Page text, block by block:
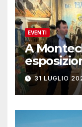
EVENTI
A
31 LUGLIO